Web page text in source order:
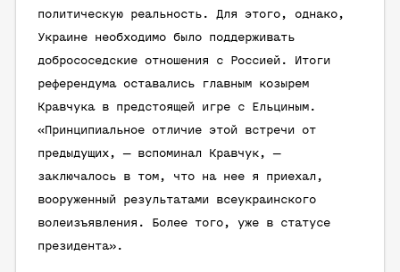
политическую реальность. Для этого, однако,
Украине необходимо было поддерживать
добрососедские отношения с Россией. Итоги
референдума оставались главным козырем
Кравчука в предстоящей игре с Ельциным.
«Принципиальное отличие этой встречи от
предыдущих, — вспоминал Кравчук, —
заключалось в том, что на нее я приехал,
вооруженный результатами всеукраинского
волеизъявления. Более того, уже в статусе
президента».